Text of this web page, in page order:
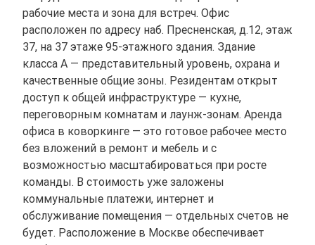
рабочие места и зона для встреч. Офис
расположен по адресу наб. Пресненская, д.12, этаж
37, на 37 этаже 95-этажного здания. Здание
класса A — представительный уровень, охрана и
качественные общие зоны. Резидентам открыт
доступ к общей инфраструктуре — кухне,
переговорным комнатам и лаунж-зонам. Аренда
офиса в коворкинге — это готовое рабочее место
без вложений в ремонт и мебель и с
возможностью масштабироваться при росте
команды. В стоимость уже заложены
коммунальные платежи, интернет и
обслуживание помещения — отдельных счетов не
будет. Расположение в Москве обеспечивает